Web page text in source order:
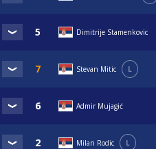
Dimitrije Stamenkovic
Stevan Mitic L
Admir Mujagić
Milan Rodic L